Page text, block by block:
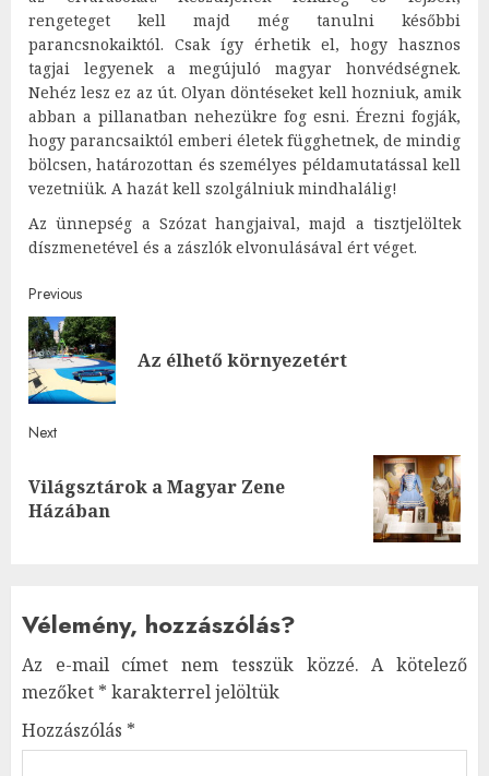
rengeteget kell majd még tanulni későbbi
parancsnokaiktól. Csak így érhetik el, hogy hasznos
tagjai legyenek a megújuló magyar honvédségnek.
Nehéz lesz ez az út. Olyan döntéseket kell hozniuk, amik
abban a pillanatban nehezükre fog esni. Érezni fogják,
hogy parancsaiktól emberi életek függhetnek, de mindig
bölcsen, határozottan és személyes példamutatással kell
vezetniük. A hazát kell szolgálniuk mindhalálig!
Az ünnepség a Szózat hangjaival, majd a tisztjelöltek
díszmenetével és a zászlók elvonulásával ért véget.
Post
navigation
Previous
Az élhető környezetért
Next
Next
post:
Világsztárok a Magyar Zene
Házában
Vélemény, hozzászólás?
Az e-mail címet nem tesszük közzé. A kötelező
mezőket * karakterrel jelöltük
Hozzászólás *